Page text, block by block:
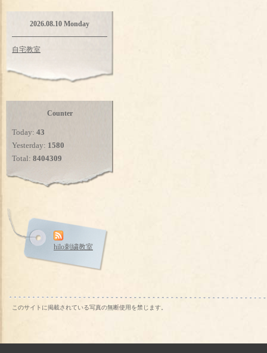
2026.08.10 Monday
自宅教室
Counter
Today: 43
Yesterday: 1580
Total: 8404309
hilo刺繍教室
このサイトに掲載されている写真の無断使用を禁じます。